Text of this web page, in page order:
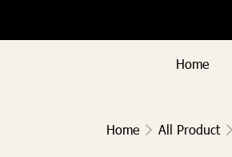
Home
Home All Product